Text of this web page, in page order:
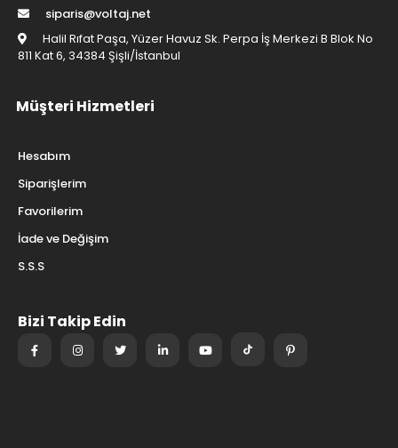
siparis@voltaj.net
Halil Rıfat Paşa, Yüzer Havuz Sk. Perpa İş Merkezi B Blok No
811 Kat 6, 34384 Şişli/İstanbul
Müşteri Hizmetleri
Hesabım
Siparişlerim
Favorilerim
İade ve Değişim
S.S.S
Bizi Takip Edin